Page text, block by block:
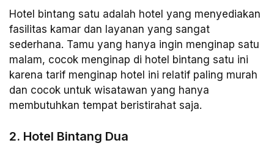
Hotel bintang satu adalah hotel yang menyediakan
fasilitas kamar dan layanan yang sangat
sederhana. Tamu yang hanya ingin menginap satu
malam, cocok menginap di hotel bintang satu ini
karena tarif menginap hotel ini relatif paling murah
dan cocok untuk wisatawan yang hanya
membutuhkan tempat beristirahat saja.
2. Hotel Bintang Dua